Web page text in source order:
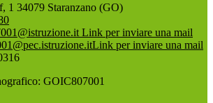
1 34079 Staranzano (GO)
Link per inviare una mail
Link per inviare una mail
GOIC807001